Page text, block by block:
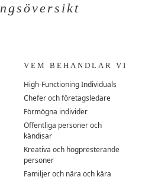
VEM BEHANDLAR VI
High-Functioning Individuals
Chefer och företagsledare
Förmögna individer
Offentliga personer och
kändisar
Kreativa och högpresterande
personer
Familjer och nära och kära